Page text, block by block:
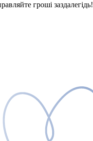
гроші заздалегідь!